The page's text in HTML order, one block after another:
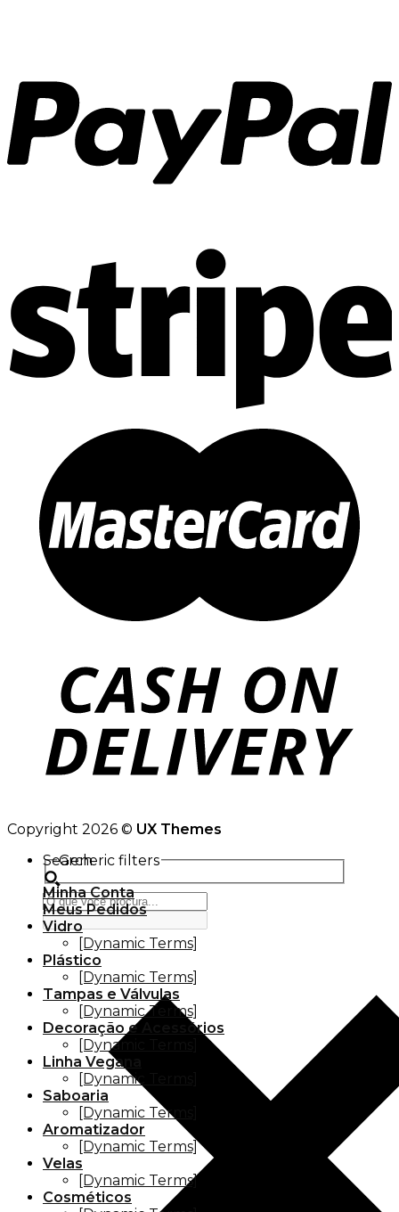
Copyright 2026 © UX Themes
Search
Generic filters
Minha Conta
Meus Pedidos
Vidro
[Dynamic Terms]
Plástico
[Dynamic Terms]
Tampas e Válvulas
[Dynamic Terms]
Decoração e Acessórios
[Dynamic Terms]
Linha Vegana
[Dynamic Terms]
Saboaria
[Dynamic Terms]
Aromatizador
[Dynamic Terms]
Velas
[Dynamic Terms]
Cosméticos